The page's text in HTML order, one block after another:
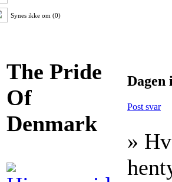
Synes ikke om (0)
The Pride
Of
Denmark
Dagen
Post svar
»